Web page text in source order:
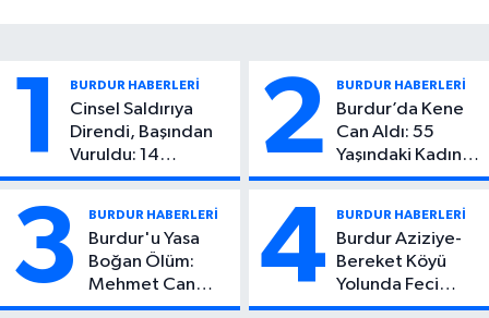
1 BURDUR HABERLERİ
Cinsel Saldırıya
Direndi, Başından
Vuruldu: 14
Yaşındaki Çocuktan
2 BURDUR HABERLERİ
Burdur’da Kene
Can Aldı: 55
Yaşındaki Kadın
Hayatını Kaybetti
3 BURDUR HABERLERİ
Burdur'u Yasa
Boğan Ölüm:
Mehmet Can
Atıcı Genç Yaşta
4 BURDUR HABERLERİ
Burdur Aziziye-
Bereket Köyü
Yolunda Feci
Kaza: 1 Ölü, 2